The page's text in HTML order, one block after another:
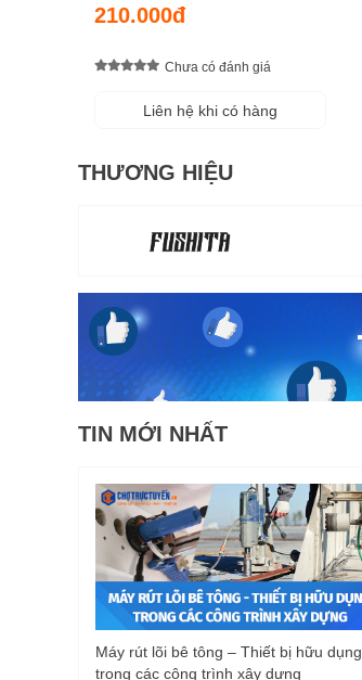
210.000đ
Chưa có đánh giá
Liên hệ khi có hàng
THƯƠNG HIỆU
TIN MỚI NHẤT
Máy rút lõi bê tông – Thiết bị hữu dụng
trong các công trình xây dựng